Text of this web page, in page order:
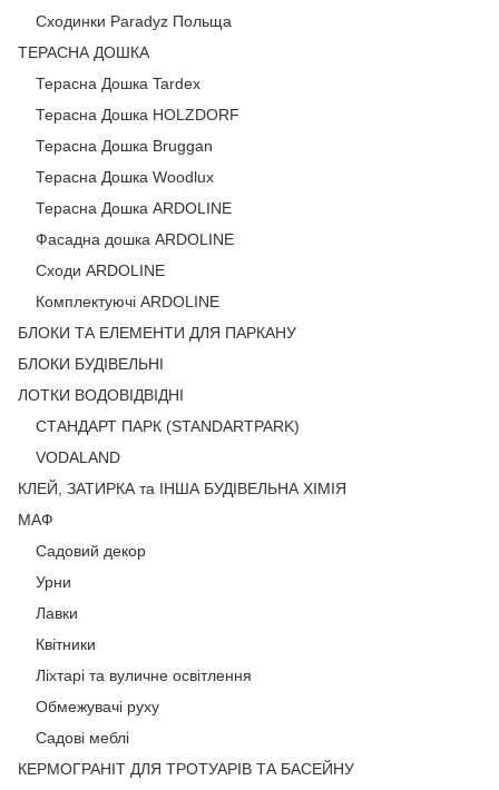
Сходинки Paradyz Польща
ТЕРАСНА ДОШКА
Терасна Дошка Tardex
Терасна Дошка HOLZDORF
Терасна Дошка Bruggan
Терасна Дошка Woodlux
Терасна Дошка ARDOLINE
Фасадна дошка ARDOLINE
Сходи ARDOLINE
Комплектуючі ARDOLINE
БЛОКИ ТА ЕЛЕМЕНТИ ДЛЯ ПАРКАНУ
БЛОКИ БУДІВЕЛЬНІ
ЛОТКИ ВОДОВІДВІДНІ
СТАНДАРТ ПАРК (STANDARTPARK)
VODALAND
КЛЕЙ, ЗАТИРКА та ІНША БУДІВЕЛЬНА ХІМІЯ
МАФ
Садовий декор
Урни
Лавки
Квітники
Ліхтарі та вуличне освітлення
Обмежувачі руху
Садові меблі
КЕРМОГРАНІТ ДЛЯ ТРОТУАРІВ ТА БАСЕЙНУ